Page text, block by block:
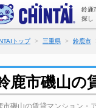
鈴鹿
探し
トップ 三重県 鈴鹿市
鹿市磯山の
市磯山の賃貸マンション・